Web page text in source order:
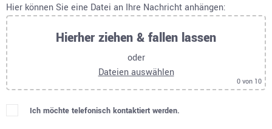
Hier können Sie eine Datei an Ihre Nachricht anhängen:
Hierher ziehen & fallen lassen
oder
Dateien auswählen
0 von 10
Ich möchte telefonisch kontaktiert werden.